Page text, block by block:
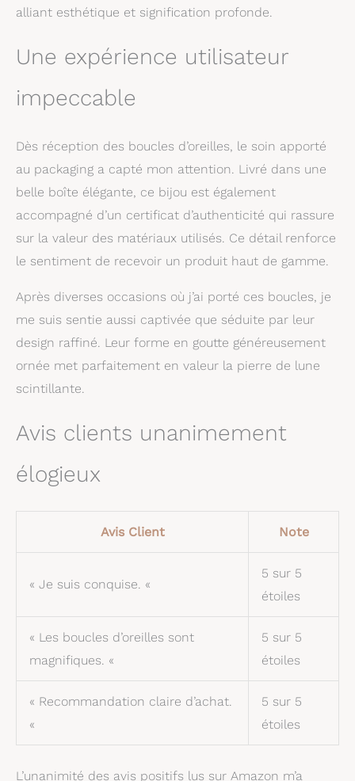
alliant esthétique et signification profonde.
Une expérience utilisateur
impeccable
Dès réception des boucles d’oreilles, le soin apporté
au packaging a capté mon attention. Livré dans une
belle boîte élégante, ce bijou est également
accompagné d’un certificat d’authenticité qui rassure
sur la valeur des matériaux utilisés. Ce détail renforce
le sentiment de recevoir un produit haut de gamme.
Après diverses occasions où j’ai porté ces boucles, je
me suis sentie aussi captivée que séduite par leur
design raffiné. Leur forme en goutte généreusement
ornée met parfaitement en valeur la pierre de lune
scintillante.
Avis clients unanimement
élogieux
Avis Client Note
« Je suis conquise. «
5 sur 5
étoiles
« Les boucles d’oreilles sont
magnifiques. «
5 sur 5
étoiles
« Recommandation claire d’achat.
«
5 sur 5
étoiles
L’unanimité des avis positifs lus sur Amazon m’a